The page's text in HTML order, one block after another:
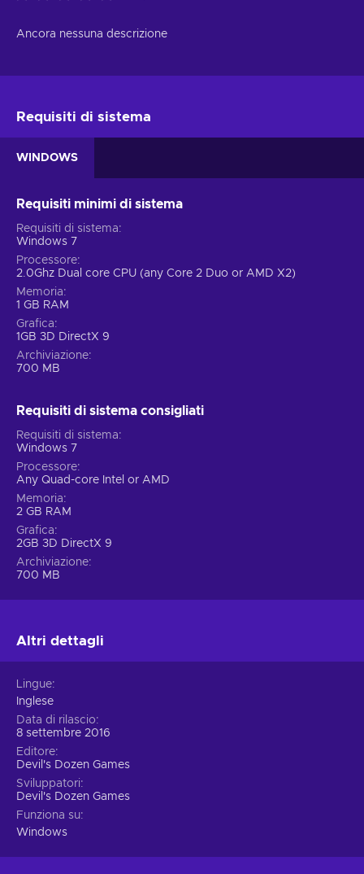
Ancora nessuna descrizione
Requisiti di sistema
WINDOWS
Requisiti minimi di sistema
Requisiti di sistema
Windows 7
Processore
2.0Ghz Dual core CPU (any Core 2 Duo or AMD X2)
Memoria
1 GB RAM
Grafica
1GB 3D DirectX 9
Archiviazione
700 MB
Requisiti di sistema consigliati
Requisiti di sistema
Windows 7
Processore
Any Quad-core Intel or AMD
Memoria
2 GB RAM
Grafica
2GB 3D DirectX 9
Archiviazione
700 MB
Altri dettagli
Lingue
Inglese
Data di rilascio
8 settembre 2016
Editore
Devil's Dozen Games
Sviluppatori
Devil's Dozen Games
Funziona su
Windows